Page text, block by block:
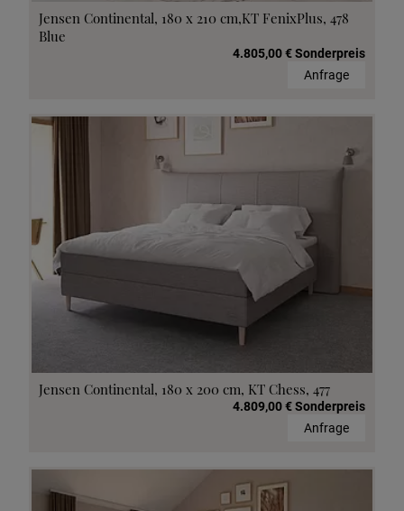
Jensen Continental, 180 x 210 cm,KT FenixPlus, 478
Blue
4.805,00 € Sonderpreis
Anfrage
Jensen Continental, 180 x 200 cm, KT Chess, 477
4.809,00 € Sonderpreis
Anfrage